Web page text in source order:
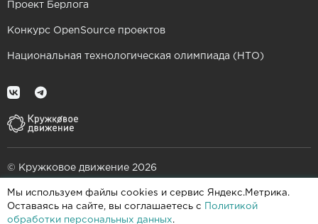
Мы используем файлы cookies и сервис Яндекс.Метрика.
Оставаясь на сайте, вы соглашаетесь с
Политикой
обработки персональных данных.
Проект Берлога
Конкурс OpenSource проектов
Национальная технологическая олимпиада (НТО)
© Кружковое движение 2026
При поддержке